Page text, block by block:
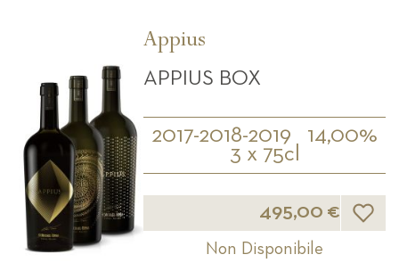
Appius
APPIUS BOX
2017-2018-2019
14,00%
3 x 75cl
495,00 € Lista
Non Disponibile